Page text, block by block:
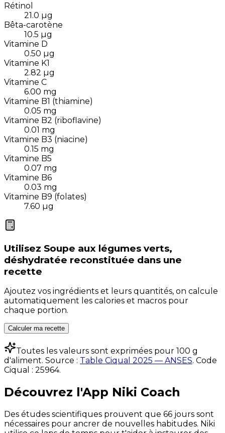
Rétinol
21.0 µg
Bêta-carotène
10.5 µg
Vitamine D
0.50 µg
Vitamine K1
2.82 µg
Vitamine C
6.00 mg
Vitamine B1 (thiamine)
0.05 mg
Vitamine B2 (riboflavine)
0.01 mg
Vitamine B3 (niacine)
0.15 mg
Vitamine B5
0.07 mg
Vitamine B6
0.03 mg
Vitamine B9 (folates)
7.60 µg
Utilisez Soupe aux légumes verts,
déshydratée reconstituée dans une
recette
Ajoutez vos ingrédients et leurs quantités, on calcule
automatiquement les calories et macros pour
chaque portion.
Calculer ma recette
Toutes les valeurs sont exprimées pour 100 g
d'aliment. Source : Table Ciqual 2025 — ANSES. Code
Ciqual : 25964.
Découvrez l'App Niki Coach
Des études scientifiques prouvent que 66 jours sont
nécessaires pour ancrer de nouvelles habitudes. Niki